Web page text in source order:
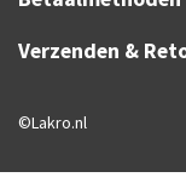
Verzenden &
©Lakro.nl